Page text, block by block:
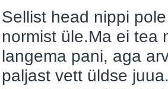
Sellist head nippi
normist üle.Ma ei tea
langema pani, aga
paljast vett üldse